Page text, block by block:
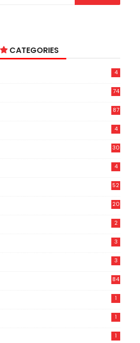
CATEGORIES
4
74
87
4
30
4
52
20
2
3
3
84
1
1
1